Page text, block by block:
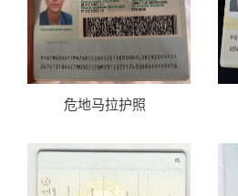
危地马拉护照